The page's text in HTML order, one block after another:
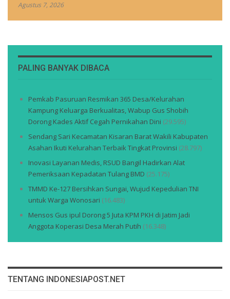
Agustus 7, 2026
PALING BANYAK DIBACA
Pemkab Pasuruan Resmikan 365 Desa/Kelurahan
Kampung Keluarga Berkualitas, Wabup Gus Shobih
Dorong Kades Aktif Cegah Pernikahan Dini (29.595)
Sendang Sari Kecamatan Kisaran Barat Wakili Kabupaten
Asahan Ikuti Kelurahan Terbaik Tingkat Provinsi (28.797)
Inovasi Layanan Medis, RSUD Bangil Hadirkan Alat
Pemeriksaan Kepadatan Tulang BMD (25.175)
TMMD Ke-127 Bersihkan Sungai, Wujud Kepedulian TNI
untuk Warga Wonosari (16.483)
Mensos Gus ipul Dorong 5 Juta KPM PKH di Jatim Jadi
Anggota Koperasi Desa Merah Putih (16.348)
TENTANG INDONESIAPOST.NET